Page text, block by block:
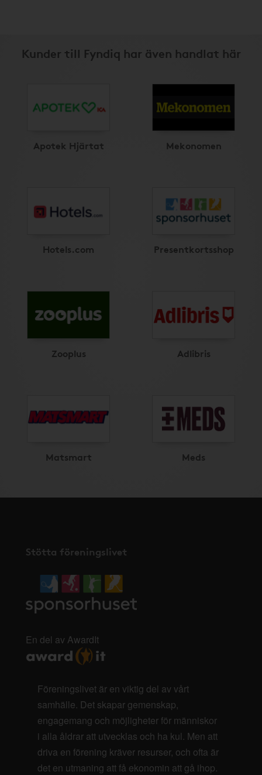
Kunder till Fyndiq har även handlat här
Apotek Hjärtat Mekonomen
Hotels.com Presentkortsshop
Zooplus Adlibris
Matsmart Meds
Stötta föreningslivet
En del av AwardIt
Föreningslivet är en viktig del av vårt
samhälle. Det skapar gemenskap,
engagemang och möjligheter för människor
i alla åldrar att utvecklas och ha kul. Men att
driva en förening kräver resurser, och ofta är
det en utmaning att få ekonomin att gå ihop.